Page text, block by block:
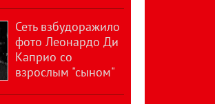
Сеть взбудоражило
фото Леонардо Ди
Каприо со
взрослым "сыном"